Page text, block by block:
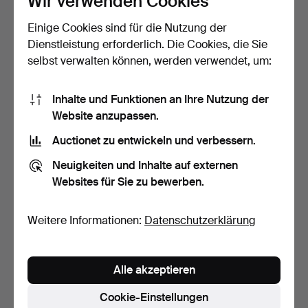
Bela. Französische Puppe
aus den 1950er Ja…
11 Tage
JC. S.A. Zelluloidpuppe
"Luisito" mit bewe…
11 Tage
Sammlung von drei Puppen
aus Kompositionsm…
11 Tage
Kewpie. Vintage Lefton,
Babyfigur aus poly…
11 Tage
Schätzwert
Einige Cookies sind für die Nutzung der
Dienstleistung erforderlich. Die Cookies, die Sie
selbst verwalten können, werden verwendet, um:
Inhalte und Funktionen an Ihre Nutzung der
Website anzupassen.
Auctionet zu entwickeln und verbessern.
Neuigkeiten und Inhalte auf externen
Websites für Sie zu bewerben.
Weitere Informationen: Datenschutzerklärung
Cookie-Einstellungen
Alle akzeptieren